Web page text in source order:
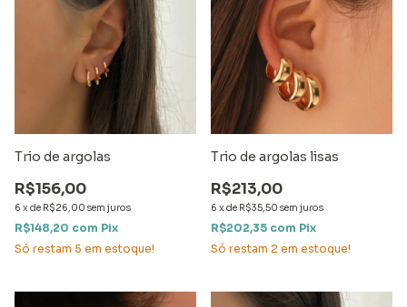
Trio de argolas
R$156,00
6 x de R$26,00 sem juros
R$148,20 com Pix
Só restam 5 em estoque!
Trio de argolas lisas
R$213,00
6 x de R$35,50 sem juros
R$202,35 com Pix
Só restam 2 em estoque!